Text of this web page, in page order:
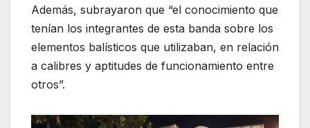
Además, subrayaron que “el conocimiento que
tenían los integrantes de esta banda sobre los
elementos balísticos que utilizaban, en relación
a calibres y aptitudes de funcionamiento entre
otros”.